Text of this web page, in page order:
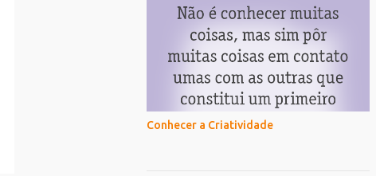
Conhecer a Criatividade